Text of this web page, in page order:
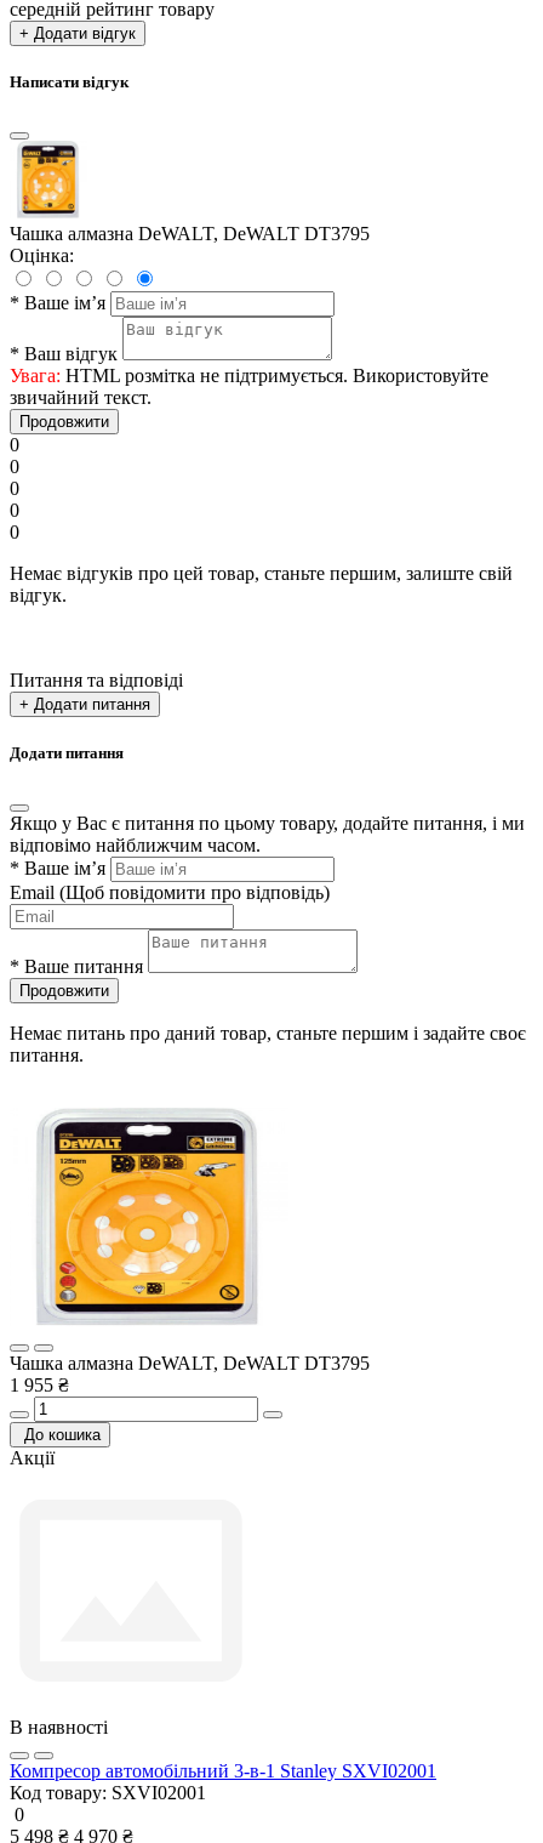
середній рейтинг товару
+ Додати відгук
Написати відгук
Чашка алмазна DeWALT, DeWALT DT3795
Оцінка:
* Ваше ім’я
* Ваш відгук
Увага: HTML розмітка не підтримується. Використовуйте
звичайний текст.
Продовжити
0
0
0
0
0
Немає відгуків про цей товар, станьте першим, залиште свій
відгук.
Питання та відповіді
+ Додати питання
Додати питання
Якщо у Вас є питання по цьому товару, додайте питання, і ми
відповімо найближчим часом.
* Ваше ім’я
Email (Щоб повідомити про відповідь)
* Ваше питання
Продовжити
Немає питань про даний товар, станьте першим і задайте своє
питання.
Чашка алмазна DeWALT, DeWALT DT3795
1 955 ₴
До кошика
Акції
В наявності
Компресор автомобільний 3-в-1 Stanley SXVI02001
Код товару: SXVI02001
0
5 498 ₴ 4 970 ₴